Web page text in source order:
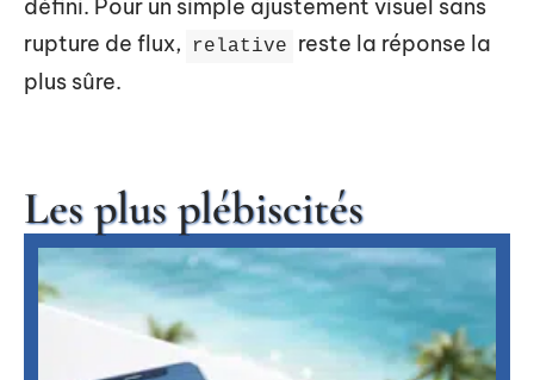
défini. Pour un simple ajustement visuel sans
rupture de flux,
relative
reste la réponse la
plus sûre.
Les plus plébiscités